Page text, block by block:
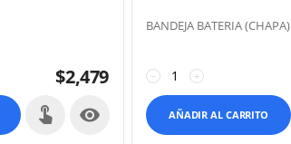
$2,479

BANDEJA BATERIA (CHAPA)
+
−
AÑADIR AL CARRITO